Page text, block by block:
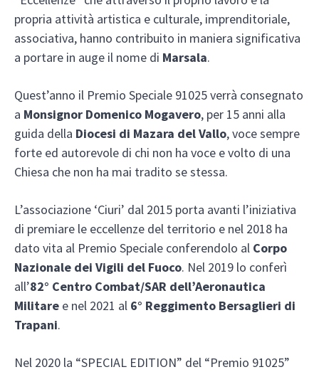
propria attività artistica e culturale, imprenditoriale,
associativa, hanno contribuito in maniera significativa
a portare in auge il nome di Marsala.
Quest’anno il Premio Speciale 91025 verrà consegnato
a Monsignor Domenico Mogavero, per 15 anni alla
guida della Diocesi di Mazara del Vallo, voce sempre
forte ed autorevole di chi non ha voce e volto di una
Chiesa che non ha mai tradito se stessa.
L’associazione ‘Ciuri’ dal 2015 porta avanti l’iniziativa
di premiare le eccellenze del territorio e nel 2018 ha
dato vita al Premio Speciale conferendolo al Corpo
Nazionale dei Vigili del Fuoco. Nel 2019 lo conferì
all’82° Centro Combat/SAR dell’Aeronautica
Militare e nel 2021 al 6° Reggimento Bersaglieri di
Trapani.
Nel 2020 la “SPECIAL EDITION” del “Premio 91025”